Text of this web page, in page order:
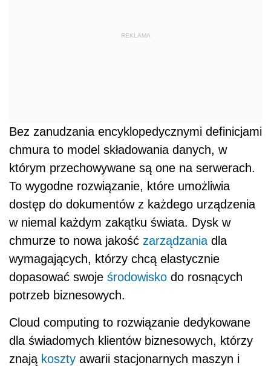
REKLAMA
Bez zanudzania encyklopedycznymi definicjami
chmura to model składowania danych, w
którym przechowywane są one na serwerach.
To wygodne rozwiązanie, które umożliwia
dostęp do dokumentów z każdego urządzenia
w niemal każdym zakątku świata. Dysk w
chmurze to nowa jakość zarządzania dla
wymagających, którzy chcą elastycznie
dopasować swoje środowisko do rosnących
potrzeb biznesowych.
Cloud computing to rozwiązanie dedykowane
dla świadomych klientów biznesowych, którzy
znają koszty awarii stacjonarnych maszyn i